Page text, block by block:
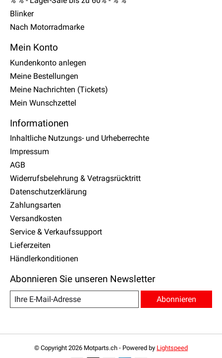
Blinker
Nach Motorradmarke
Mein Konto
Kundenkonto anlegen
Meine Bestellungen
Meine Nachrichten (Tickets)
Mein Wunschzettel
Informationen
Inhaltliche Nutzungs- und Urheberrechte
Impressum
AGB
Widerrufsbelehrung & Vetragsrücktritt
Datenschutzerklärung
Zahlungsarten
Versandkosten
Service & Verkaufssupport
Lieferzeiten
Händlerkonditionen
Abonnieren Sie unseren Newsletter
Abonnieren
© Copyright 2026 Motparts.ch - Powered by Lightspeed